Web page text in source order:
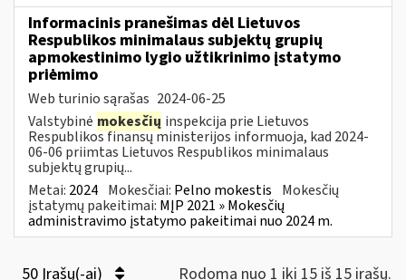
Informacinis pranešimas dėl Lietuvos
Respublikos minimalaus subjektų grupių
apmokestinimo lygio užtikrinimo įstatymo
priėmimo
Web turinio sąrašas 2024-06-25
Valstybinė mokesčių inspekcija prie Lietuvos
Respublikos finansų ministerijos informuoja, kad 2024-
06-06 priimtas Lietuvos Respublikos minimalaus
subjektų grupių...
Metai: 2024 Mokesčiai: Pelno mokestis Mokesčių
įstatymų pakeitimai: MĮP 2021 » Mokesčių
administravimo įstatymo pakeitimai nuo 2024 m.
50 Įrašų(-ai) Rodoma nuo 1 iki 15 iš 15 irašų.